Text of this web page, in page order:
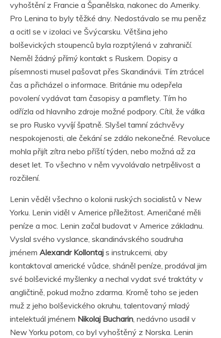
vyhoštění z Francie a Španělska, nakonec do Ameriky.
Pro Lenina to byly těžké dny. Nedostávalo se mu peněz
a ocitl se v izolaci ve Švýcarsku. Většina jeho
bolševických stoupenců byla rozptýlená v zahraničí.
Neměl žádný přímý kontakt s Ruskem. Dopisy a
písemnosti musel pašovat přes Skandinávii. Tím ztrácel
čas a přicházel o informace. Británie mu odepřela
povolení vydávat tam časopisy a pamflety. Tím ho
odřízla od hlavního zdroje možné podpory. Cítil, že válka
se pro Rusko vyvíjí špatně. Slyšel tamní záchvěvy
nespokojenosti, ale čekání se zdálo nekonečné. Revoluce
mohla přijít zítra nebo příští týden, nebo možná až za
deset let. To všechno v něm vyvolávalo netrpělivost a
rozčilení.
Lenin věděl všechno o kolonii ruských socialistů v New
Yorku. Lenin viděl v Americe příležitost. Američané měli
peníze a moc. Lenin začal budovat v Americe základnu.
Vyslal svého vyslance, skandinávského soudruha
jménem Alexandr Kollontaj s instrukcemi, aby
kontaktoval americké vůdce, sháněl peníze, prodával jim
své bolševické myšlenky a nechal vydat své traktáty v
angličtině, pokud možno zdarma. Kromě toho se jeden
muž z jeho bolševického okruhu, talentovaný mladý
intelektuál jménem Nikolaj Bucharin, nedávno usadil v
New Yorku potom, co byl vyhoštěný z Norska. Lenin